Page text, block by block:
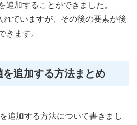
追加することができました。
れていますが、その後の要素が後
きます。
追加する方法まとめ
追加する方法について書きまし